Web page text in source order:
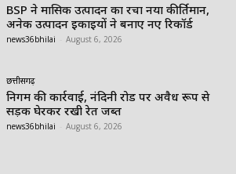
BSP ने मासिक उत्पादन का रचा नया कीर्तिमान,
अनेक उत्पादन इकाइयों ने बनाए नए रिकॉर्ड
news36bhilai August 6, 2026
छत्तीसगढ़
निगम की कार्रवाई, नंदिनी रोड पर अवैध रूप से
सड़क घेरकर रखी रेत जब्त
news36bhilai August 6, 2026